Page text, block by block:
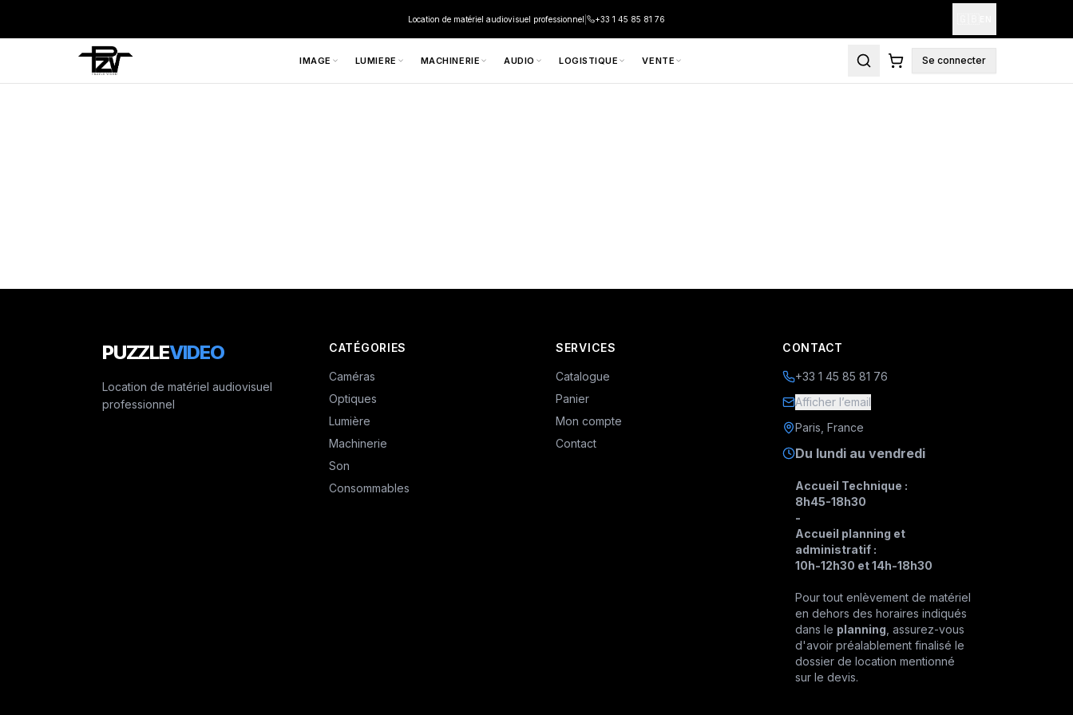
Location de matériel audiovisuel professionnel +33 1 45 85 81 76
IMAGE LUMIERE MACHINERIE AUDIO LOGISTIQUE VENTE Se connecter
PUZZLEVIDEO
Location de matériel audiovisuel
professionnel
CATÉGORIES
Caméras
Optiques
Lumière
Machinerie
Son
Consommables
SERVICES
Catalogue
Panier
Mon compte
Contact
CONTACT
+33 1 45 85 81 76
Afficher l’email
Paris, France
Du lundi au vendredi
Accueil Technique :
8h45-18h30
-
Accueil planning et
administratif :
10h-12h30 et 14h-18h30
Pour tout enlèvement de matériel
en dehors des horaires indiqués
dans le planning , assurez-vous
d'avoir préalablement finalisé le
dossier de location mentionné
sur le devis.